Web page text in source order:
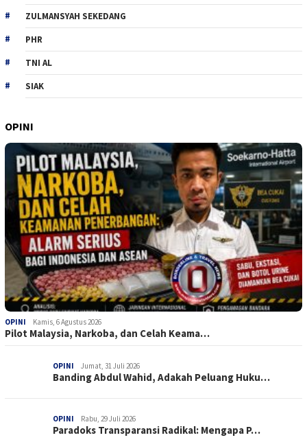
ZULMANSYAH SEKEDANG
PHR
TNI AL
SIAK
OPINI
OPINI Kamis, 6 Agustus 2026
Pilot Malaysia, Narkoba, dan Celah Keama…
OPINI Jumat, 31 Juli 2026
Banding Abdul Wahid, Adakah Peluang Huku…
OPINI Rabu, 29 Juli 2026
Paradoks Transparansi Radikal: Mengapa P…